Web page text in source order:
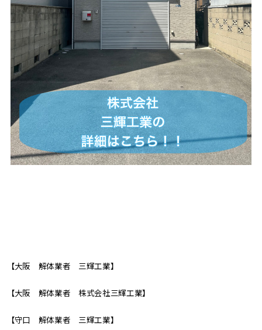
【大阪 解体業者 三輝工業】
【大阪 解体業者 株式会社三輝工業】
【守口 解体業者 三輝工業】